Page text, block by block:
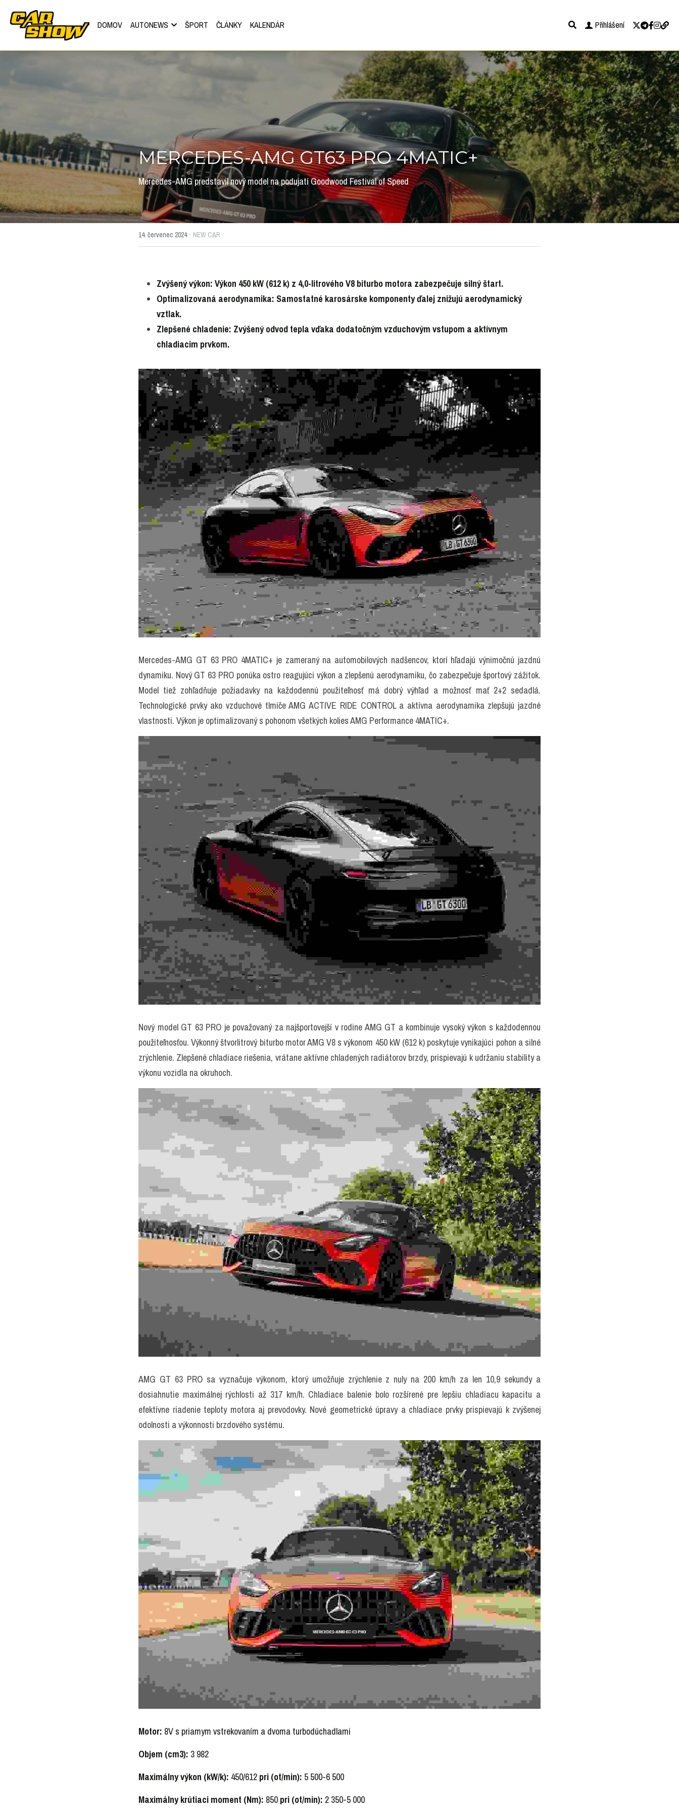
DOMOV AUTONEWS ŠPORT ČLÁNKY KALENDÁR Přihlášení
MERCEDES-AMG GT63 PRO 4MATIC+
Mercedes-AMG predstavil nový model na podujatí Goodwood Festival of Speed
14. červenec 2024· NEW CAR
Zvýšený výkon: Výkon 450 kW (612 k) z 4,0-litrového V8 biturbo motora zabezpečuje silný štart.
Optimalizovaná aerodynamika: Samostatné karosárske komponenty ďalej znižujú aerodynamický
vztlak.
Zlepšené chladenie: Zvýšený odvod tepla vďaka dodatočným vzduchovým vstupom a aktívnym
chladiacim prvkom.
Mercedes-AMG GT 63 PRO 4MATIC+ je zameraný na automobilových nadšencov, ktorí hľadajú výnimočnú jazdnú
dynamiku. Nový GT 63 PRO ponúka ostro reagujúci výkon a zlepšenú aerodynamiku, čo zabezpečuje športový zážitok.
Model tiež zohľadňuje požiadavky na každodennú použiteľnosť má dobrý výhľad a možnosť mať 2+2 sedadlá.
Technologické prvky ako vzduchové tlmiče AMG ACTIVE RIDE CONTROL a aktívna aerodynamika zlepšujú jazdné
vlastnosti. Výkon je optimalizovaný s pohonom všetkých kolies AMG Performance 4MATIC+.
Nový model GT 63 PRO je považovaný za najšportovejší v rodine AMG GT a kombinuje vysoký výkon s každodennou
použiteľnosťou. Výkonný štvorlitrový biturbo motor AMG V8 s výkonom 450 kW (612 k) poskytuje vynikajúci pohon a silné
zrýchlenie. Zlepšené chladiace riešenia, vrátane aktívne chladených radiátorov brzdy, prispievajú k udržaniu stability a
výkonu vozidla na okruhoch.
AMG GT 63 PRO sa vyznačuje výkonom, ktorý umožňuje zrýchlenie z nuly na 200 km/h za len 10,9 sekundy a
dosiahnutie maximálnej rýchlosti až 317 km/h. Chladiace balenie bolo rozšírené pre lepšiu chladiacu kapacitu a
efektívne riadenie teploty motora aj prevodovky. Nové geometrické úpravy a chladiace prvky prispievajú k zvýšenej
odolnosti a výkonnosti brzdového systému.
Motor: 8V s priamym vstrekovaním a dvoma turbodúchadlami
Objem (cm3): 3 982
Maximálny výkon (kW/k): 450/612 pri (ot/min): 5 500-6 500
Maximálny krútiaci moment (Nm): 850 pri (ot/min): 2 350-5 000